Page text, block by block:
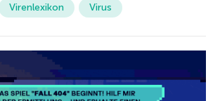
Virenlexikon
Virus